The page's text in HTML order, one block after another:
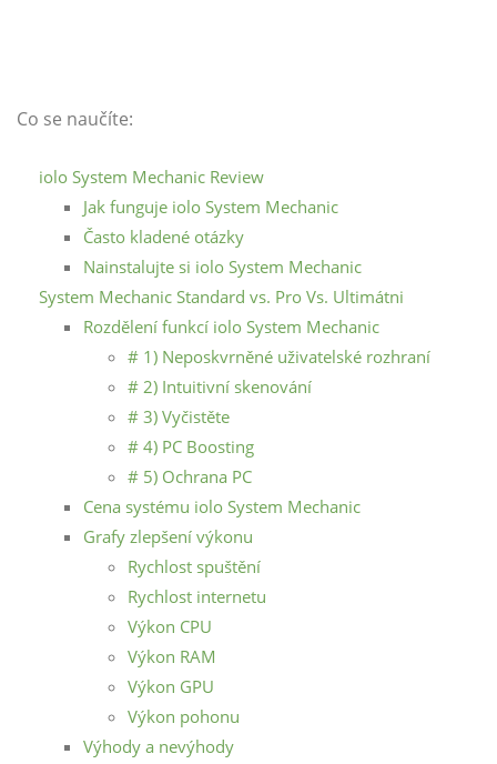
Co se naučíte:
iolo System Mechanic Review
Jak funguje iolo System Mechanic
Často kladené otázky
Nainstalujte si iolo System Mechanic
System Mechanic Standard vs. Pro Vs. Ultimátni
Rozdělení funkcí iolo System Mechanic
# 1) Neposkvrněné uživatelské rozhraní
# 2) Intuitivní skenování
# 3) Vyčistěte
# 4) PC Boosting
# 5) Ochrana PC
Cena systému iolo System Mechanic
Grafy zlepšení výkonu
Rychlost spuštění
Rychlost internetu
Výkon CPU
Výkon RAM
Výkon GPU
Výkon pohonu
Výhody a nevýhody